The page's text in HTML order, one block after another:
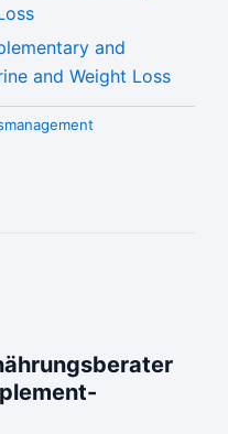
and
and Weight Loss